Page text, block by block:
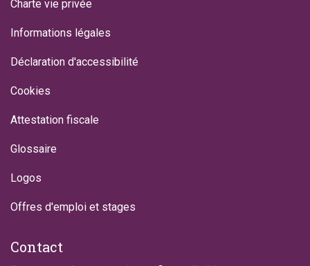
Charte vie privée
Informations légales
Déclaration d'accessibilité
Cookies
Attestation fiscale
Glossaire
Logos
Offres d'emploi et stages
Contact